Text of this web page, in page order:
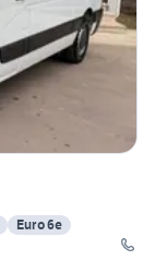
Euro 6e